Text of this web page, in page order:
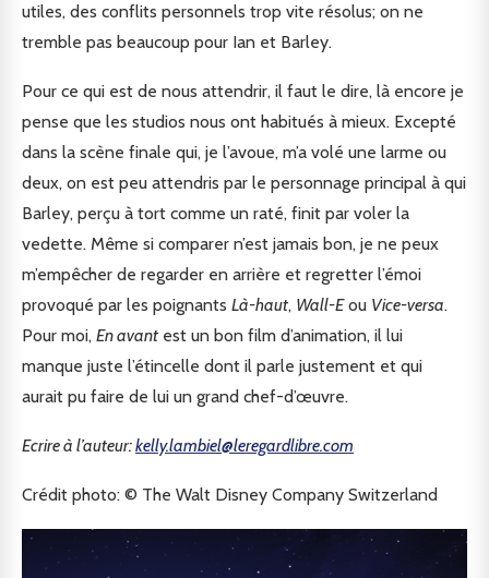
utiles, des conflits personnels trop vite résolus; on ne
tremble pas beaucoup pour Ian et Barley.
Pour ce qui est de nous attendrir, il faut le dire, là encore je
pense que les studios nous ont habitués à mieux. Excepté
dans la scène finale qui, je l’avoue, m’a volé une larme ou
deux, on est peu attendris par le personnage principal à qui
Barley, perçu à tort comme un raté, finit par voler la
vedette. Même si comparer n’est jamais bon, je ne peux
m’empêcher de regarder en arrière et regretter l’émoi
provoqué par les poignants Là-haut, Wall-Eou Vice-versa.
Pour moi, En avant est un bon film d’animation, il lui
manque juste l’étincelle dont il parle justement et qui
aurait pu faire de lui un grand chef-d’œuvre.
Ecrire à l’auteur:kelly.lambiel@leregardlibre.com
Crédit photo: © The Walt Disney Company Switzerland